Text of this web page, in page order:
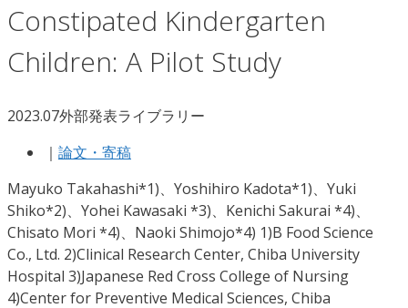
Constipated Kindergarten
Children: A Pilot Study
2023.07外部発表ライブラリー
｜ 論文・寄稿
Mayuko Takahashi*1)、Yoshihiro Kadota*1)、Yuki
Shiko*2)、Yohei Kawasaki *3)、Kenichi Sakurai *4)、
Chisato Mori *4)、Naoki Shimojo*4) 1)B Food Science
Co., Ltd. 2)Clinical Research Center, Chiba University
Hospital 3)Japanese Red Cross College of Nursing
4)Center for Preventive Medical Sciences, Chiba